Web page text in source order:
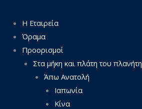
Η Εταιρεία
Όραμα
Προορισμοί
Στα μήκη και πλάτη του πλανήτη
Άπω Ανατολή
Ιαπωνία
Κίνα